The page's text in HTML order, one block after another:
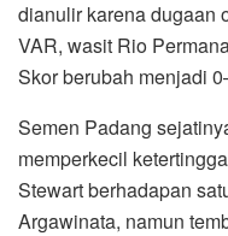
dianulir karena dugaan
VAR, wasit Rio
Skor berubah menjadi
Semen Padang
memperkecil
Stewart berhadapan
Argawinata, namun